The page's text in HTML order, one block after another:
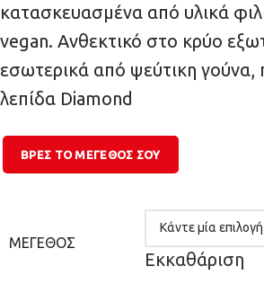
κατασκευασμένα από υλικά
vegan. Ανθεκτικό στο κρύο
εσωτερικά από ψεύτικη γούνα,
λεπίδα Diamond
ΒΡΕΣ ΤΟ ΜΕΓΕΘΌΣ ΣΟΥ
ΜΈΓΕΘΟΣ
Εκκαθάριση